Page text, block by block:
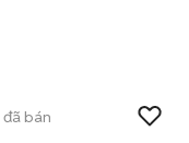
đã bán